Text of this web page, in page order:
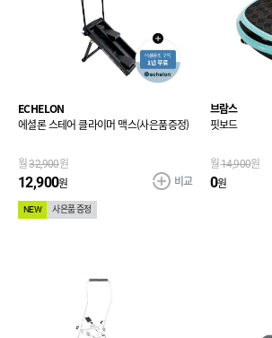
ECHELON
에셜론 스테어 클라이머 맥스(사은품증정)
월32,900원
12,900원
NEW 사은품 증정
비교
브람스
핏보드
월14,900원
0원